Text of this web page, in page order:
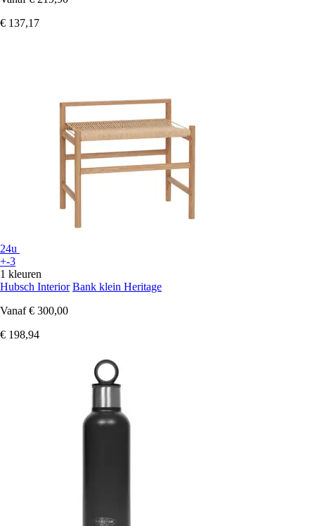
€ 137,17
24u
+-3
1 kleuren
Hubsch Interior Bank klein Heritage
Vanaf € 300,00
€ 198,94